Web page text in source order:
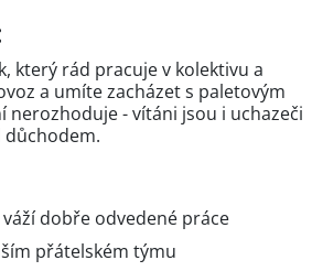
který rád pracuje v kolektivu a
a umíte zacházet s paletovým
nerozhoduje - vítáni jsou i uchazeči
důchodem.
dobře odvedené práce
přátelském týmu